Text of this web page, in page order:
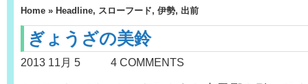
Home » Headline, スローフード, 伊勢, 出前
ぎょうざの美鈴
2013 11月 5 4 COMMENTS